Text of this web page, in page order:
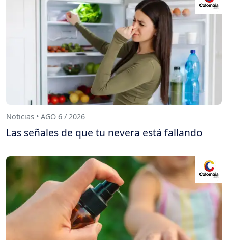
Noticias • AGO 6 / 2026
Las señales de que tu nevera está fallando